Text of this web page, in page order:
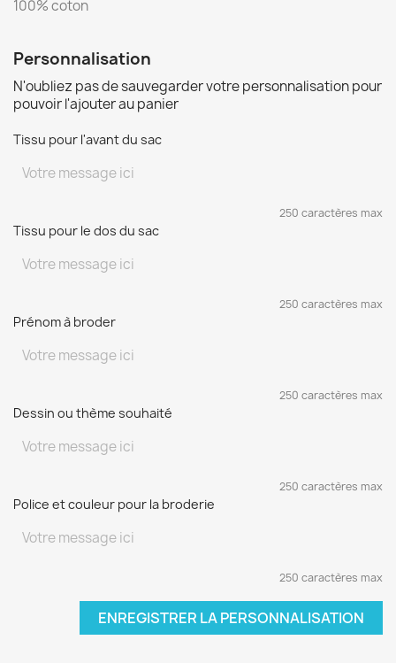
100% coton
Personnalisation
N'oubliez pas de sauvegarder votre personnalisation pour
pouvoir l'ajouter au panier
Tissu pour l'avant du sac
250 caractères max
Tissu pour le dos du sac
250 caractères max
Prénom à broder
250 caractères max
Dessin ou thème souhaité
250 caractères max
Police et couleur pour la broderie
250 caractères max
ENREGISTRER LA PERSONNALISATION